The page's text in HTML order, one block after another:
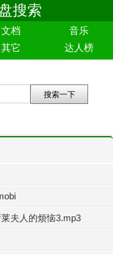
搜索
文档
音乐
其它 达人榜
夫人的烦恼3.mp3